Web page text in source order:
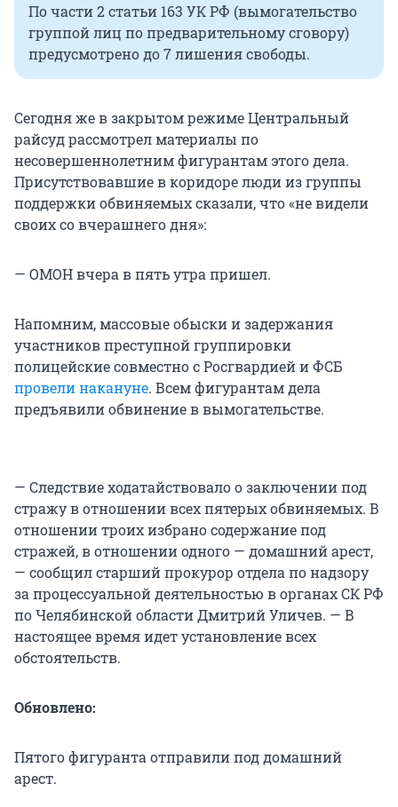
По части 2 статьи 163 УК РФ (вымогательство
группой лиц по предварительному сговору)
предусмотрено до 7 лишения свободы.
Сегодня же в закрытом режиме Центральный
райсуд рассмотрел материалы по
несовершеннолетним фигурантам этого дела.
Присутствовавшие в коридоре люди из группы
поддержки обвиняемых сказали, что «не видели
своих со вчерашнего дня»:
— ОМОН вчера в пять утра пришел.
Напомним, массовые обыски и задержания
участников преступной группировки
полицейские совместно с Росгвардией и ФСБ
провели накануне. Всем фигурантам дела
предъявили обвинение в вымогательстве.
— Следствие ходатайствовало о заключении под
стражу в отношении всех пятерых обвиняемых. В
отношении троих избрано содержание под
стражей, в отношении одного — домашний арест,
— сообщил старший прокурор отдела по надзору
за процессуальной деятельностью в органах СК РФ
по Челябинской области Дмитрий Уличев. — В
настоящее время идет установление всех
обстоятельств.
Обновлено:
Пятого фигуранта отправили под домашний
арест.